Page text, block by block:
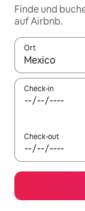
Finde und
auf Airbnb.
Ort
Wenn
Check-in
Check-out